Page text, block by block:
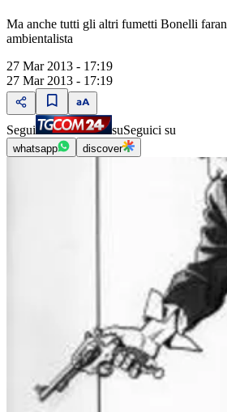
Ma anche tutti gli altri fumetti Bonelli
ambientalista
27 Mar 2013 - 17:19
27 Mar 2013 - 17:19
Segui suSeguici su
whatsapp discover